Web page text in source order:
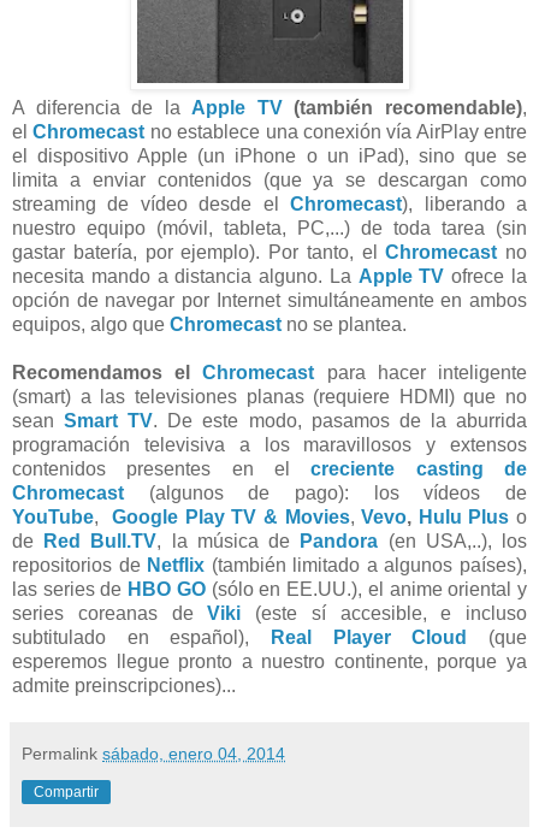
A diferencia de la Apple TV(también recomendable),
elChromecast no establece una conexión vía AirPlay entre
el dispositivo Apple (un iPhone o un iPad), sino que se
limita a enviar contenidos (que ya se descargan como
streaming de vídeo desde elChromecast), liberando a
nuestro equipo (móvil, tableta, PC,...) de toda tarea (sin
gastar batería, por ejemplo). Por tanto, elChromecast no
necesita mando a distancia alguno. La Apple TV ofrece la
opción de navegar por Internet simultáneamente en ambos
equipos, algo que Chromecast no se plantea.
Recomendamos el Chromecast para hacer inteligente
(smart) a las televisiones planas (requiere HDMI) que no
seanSmart TV. De este modo, pasamos de la aburrida
programación televisiva a los maravillosos y extensos
contenidos presentes en elcreciente casting de
Chromecast (algunos de pago): los vídeos de
YouTube, Google Play TV & Movies,Vevo, Hulu Plus o
de
Red Bull.TV, la música de Pandora (en USA,..), los
repositorios de Netflix (también limitado a algunos países),
las series de HBO GO (sólo en EE.UU.), el anime oriental y
series coreanas deViki (este sí accesible, e incluso
subtitulado en español),
Real Player Cloud
(que
esperemos llegue pronto a nuestro continente, porque ya
admite preinscripciones)...
Permalink sábado, enero 04, 2014
Compartir